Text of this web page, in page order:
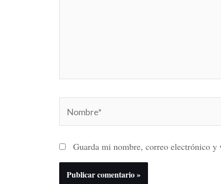
Guarda mi nombre, correo electrónico y